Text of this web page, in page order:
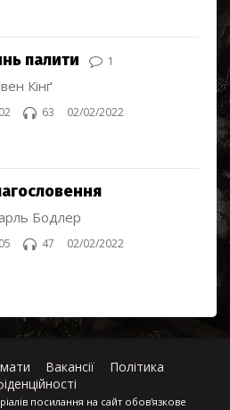
палити 1
Кінґ
63 02/02/2022
Бодлер
47 02/02/2022
Вакансії
Політика
посилання на сайт обов'язкове